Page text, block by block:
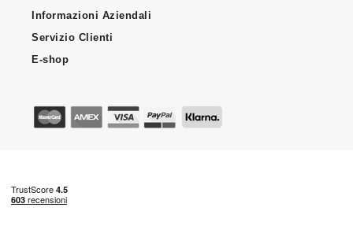
Informazioni Aziendali
Servizio Clienti
E-shop